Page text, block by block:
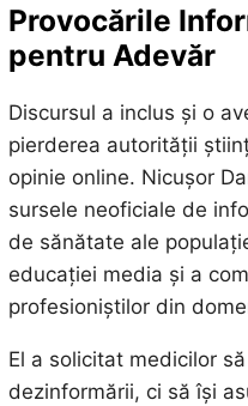
Provocările
pentru Adevăr
Discursul a inclus și o
pierderea autorității
opinie online. Nicușor
sursele neoficiale de
de sănătate ale
educației media și a
profesioniștilor din
El a solicitat medicilor
dezinformării, ci să își